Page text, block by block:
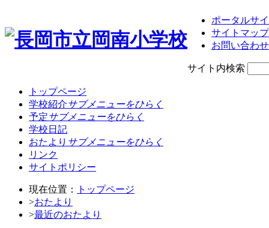
ポータルサ
サイトマップ
お問い合わせ
サイト内検索
トップページ
学校紹介サブメニューをひらく
予定サブメニューをひらく
学校日記
おたより サブメニューをひらく
リンク
サイトポリシー
現在位置：
トップページ
>おたより
>最近のおたより